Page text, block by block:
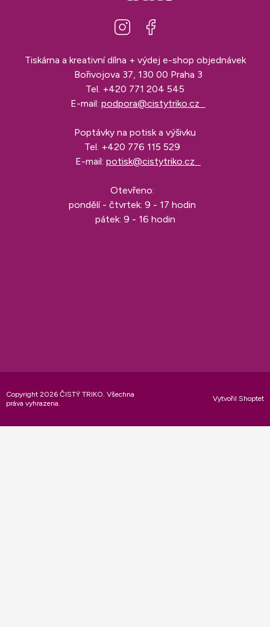
Tiskárna a kreativní dílna + výdej e-shop objednávek
Bořivojova 37, 130 00 Praha 3
Tel. +420 771 204 545
E-mail: podpora@cistytriko.cz
Poptávky na potisk a výšivku
Tel. +420 776 115 529
E-mail: potisk@cistytriko.cz
Otevřeno:
pondělí - čtvrtek: 9 - 17 hodin
pátek: 9 - 16 hodin
Vytvořil Shoptet
Copyright 2026 ČISTÝ TRIKO. Všechna
práva vyhrazena.